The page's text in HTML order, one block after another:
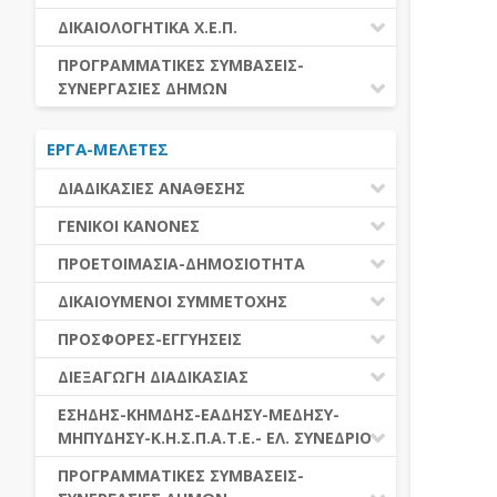
ΕΚΤΕΛΕΣΗ ΥΠΗΡΕΣΙΩΝ
ΕΚΤΕΛΕΣΗ ΠΡΟΜΗΘΕΙΩΝ
ΕΑΑΔΗΣΥ
ΕΑΔΗΣΥ
ΕΛ.ΣΥΝΕΔΡΙΟ
ΕΣΗΔΗΣ
ΔΙΚΑΙΟΛΟΓΗΤΙΚΑ Χ.Ε.Π.
ΔΙΚΑΙΟΛΟΓΗΤΙΚΑ Χ.Ε.Π.
ΠΡΟΓΡΑΜΜΑΤΙΚΕΣ ΣΥΜΒΑΣΕΙΣ-
ΣΥΝΕΡΓΑΣΙΕΣ ΔΗΜΩΝ
ΔΙΕΘΝΕΣ ΚΑΙ ΕΥΡΩΠΑΙΚΟ ΕΠΙΠΕΔΟ
ΠΡΟΓΡΑΜΜΑΤΙΚΕΣ ΣΥΜΒΑΣΕΙΣ
ΕΡΓΑ-ΜΕΛΕΤΕΣ
ΔΙΑΔΙΚΑΣΙΕΣ ΑΝΑΘΕΣΗΣ
ΔΙΑΔΙΚΑΣΙΕΣ ΑΝΑΘΕΣΗΣ
ΣΥΓΚΕΝΤΡΩΤΙΚΕΣ ΔΙΑΔΙΚΑΣΙΕΣ
ΑΝΑΘΕΣΗΣ
ΠΙΝΑΚΕΣ ΔΗΜΟΣΝΕΤ
ΓΕΝΙΚΟΙ ΚΑΝΟΝΕΣ
ΠΕΔΙΟ ΕΦΑΡΜΟΓΗΣ-ΕΝΑΡΞΗ ΙΣΧΥΟΣ
ΗΛΕΚΤΡΟΝΙΚΑ ΜΕΣΑ
ΓΕΝΙΚΕΣ ΑΡΧΕΣ ΚΑΙ ΚΑΝΟΝΕΣ
ΑΞΙΑ ΣΥΜΒΑΣΗΣ
ΕΙΔΗ ΣΥΜΒΑΣΕΩΝ
ΔΙΑΦΟΡΑ
ΠΡΟΕΤΟΙΜΑΣΙΑ-ΔΗΜΟΣΙΟΤΗΤΑ
ΓΝΩΜΟΔΟΤΙΚΑ ΟΡΓΑΝΑ-ΕΠΙΤΡΟΠΕΣ
ΠΡΟΕΤΟΙΜΑΣΙΑ
ΕΓΓΡΑΦΑ ΤΗΣ ΣΥΜΒΑΣΗΣ
ΔΗΜΟΣΙΕΥΣΕΙΣ
ΕΝΑΡΞΗ-ΠΡΟΘΕΣΜΙΕΣ
ΔΙΚΑΙΟΥΜΕΝΟΙ ΣΥΜΜΕΤΟΧΗΣ
ΔΙΚΑΙΟΥΜΕΝΟΙ ΣΥΜΜΕΤΟΧΗΣ
ΚΡΙΤΗΡΙΑ ΕΠΙΛΟΓΗΣ
ΛΟΓΟΙ ΑΠΟΚΛΕΙΣΜΟΥ
ΔΙΚΑΙΟΛΟΓΗΤΙΚΑ ΛΟΓΩΝ
ΑΠΟΚΛΕΙΣΜΟΥ & ΚΡΙΤΗΡΙΩΝ
ΕΠΙΛΟΓΗΣ
ΕΕΕΣ
ΠΡΟΣΦΟΡΕΣ-ΕΓΓΥΗΣΕΙΣ
ΕΓΓΥΗΣΕΙΣ
ΠΡΟΣΦΟΡΕΣ
ΔΙΕΞΑΓΩΓΗ ΔΙΑΔΙΚΑΣΙΑΣ
ΑΞΙΟΛΟΓΗΣΗ ΚΑΙ ΑΝΑΘΕΣΗ
ΑΠΟΤΕΛΕΣΜΑ ΔΙΑΔΙΚΑΣΙΑΣ
ΠΡΟΣΦΥΓΕΣ-ΕΝΣΤΑΣΕΙΣ
ΕΣΗΔΗΣ-ΚΗΜΔΗΣ-ΕΑΔΗΣΥ-ΜΕΔΗΣΥ-
ΜΗΠΥΔΗΣΥ-Κ.Η.Σ.Π.Α.Τ.Ε.- ΕΛ. ΣΥΝΕΔΡΙΟ
ΕΑΑΔΗΣΥ
ΠΡΟΓΡΑΜΜΑΤΙΚΕΣ ΣΥΜΒΑΣΕΙΣ-